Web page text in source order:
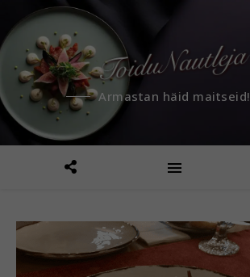
Armastan häid maitseid!